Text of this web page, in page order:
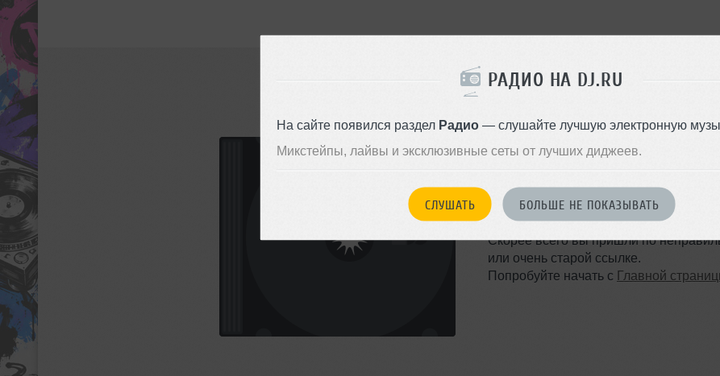
РАДИО НА DJ.RU
На сайте появился раздел Радио— слушайте лучшую электронную
Микстейпы, лайвы и эксклюзивные сеты от лучших диджеев.
СЛУШАТЬ БОЛЬШЕ НЕ ПОКАЗЫВАТЬ
ТАКОЙ СТРАНИЦЫ НЕ
Ошибка 404
Скорее всего вы пришли по
или очень старой ссылке.
Попробуйте начать с Главной